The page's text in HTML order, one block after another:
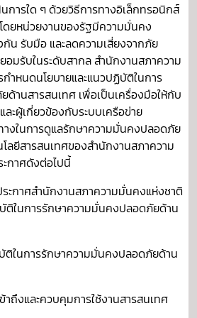
การใด ๆ ด้วยวิธีการทางอิเล็กทรอนิกส์
ยหน่วยงานของรัฐมีความมั่นคง
น รับมือ และลดความเสี่ยงจากภัย
อมรับในระดับสากล สำนักงานสภาความ
ำหนดนโยบายและแนวปฏิบัติในการ
านสารสนเทศ เพื่อเป็นเครื่องมือให้กับ
ะผู้เกี่ยวข้องกับระบบเครือข่าย
างในการดูแลรักษาความมั่นคงปลอดภัย
ลยีสารสนเทศของสำนักงานสภาความ
กาศดังต่อไปนี้
ระกาศสำนักงานสภาความมั่นคงแห่งชาติ
ติในการรักษาความมั่นคงปลอดภัยด้าน
ติในการรักษาความมั่นคงปลอดภัยด้าน
าถึงและควบคุมการใช้งานสารสนเทศ